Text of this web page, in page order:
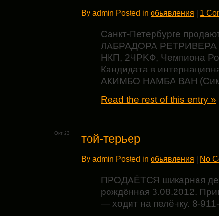
By admin Posted in обьявления | 1
Санкт-Петербурге
ЛАБРАДОРА РЕТРИВЕРА
НКП, 2ЧPKФ, Чемпиона
Кандидата в
АКИМБО НАМБА ВАН
Read the rest of this entry »
Окт 23 той-терьер
By admin Posted in обьявления | No
ПРОДАЁТСЯ шикарная
рождённая 3.08.2012.
— ходит на пелёнку. 8-